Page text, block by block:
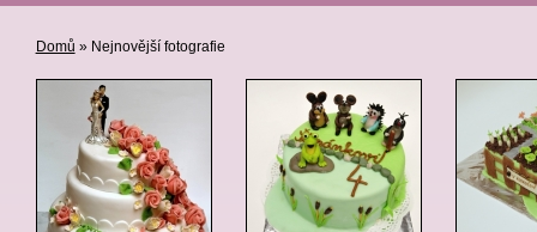
Domů » Nejnovější fotografie